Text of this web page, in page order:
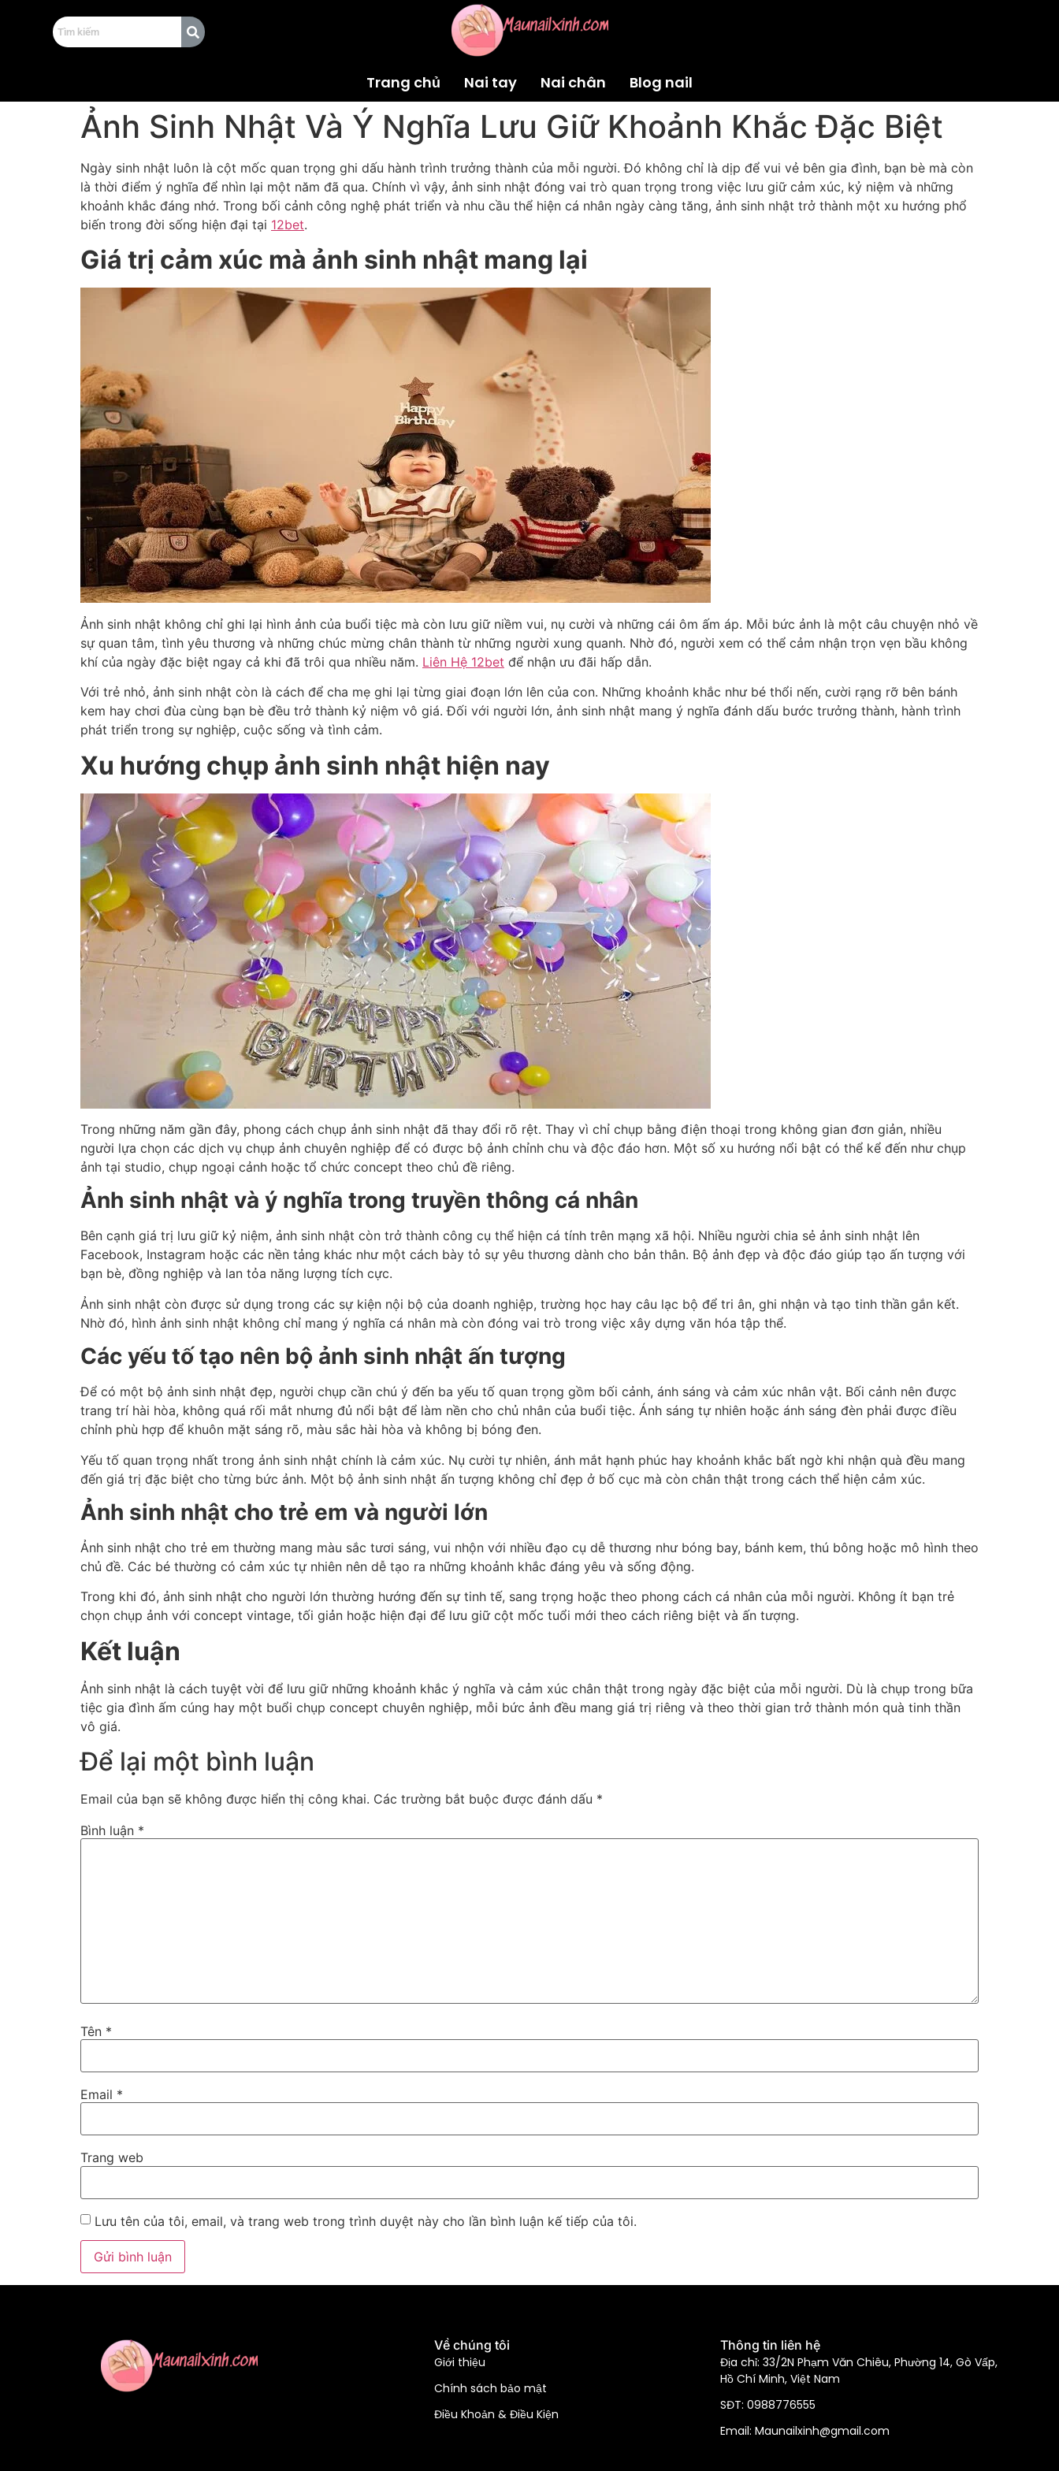
Trang chủ Nai tay Nai chân Blog nail
Ảnh Sinh Nhật Và Ý Nghĩa Lưu Giữ Khoảnh Khắc Đặc Biệt
Ngày sinh nhật luôn là cột mốc quan trọng ghi dấu hành trình trưởng thành của mỗi người. Đó không chỉ là dịp để vui vẻ bên gia đình, bạn bè mà còn
là thời điểm ý nghĩa để nhìn lại một năm đã qua. Chính vì vậy, ảnh sinh nhật đóng vai trò quan trọng trong việc lưu giữ cảm xúc, kỷ niệm và những
khoảnh khắc đáng nhớ. Trong bối cảnh công nghệ phát triển và nhu cầu thể hiện cá nhân ngày càng tăng, ảnh sinh nhật trở thành một xu hướng phổ
biến trong đời sống hiện đại tại 12bet.
Giá trị cảm xúc mà ảnh sinh nhật mang lại
Ảnh sinh nhật không chỉ ghi lại hình ảnh của buổi tiệc mà còn lưu giữ niềm vui, nụ cười và những cái ôm ấm áp. Mỗi bức ảnh là một câu chuyện nhỏ về
sự quan tâm, tình yêu thương và những chúc mừng chân thành từ những người xung quanh. Nhờ đó, người xem có thể cảm nhận trọn vẹn bầu không
khí của ngày đặc biệt ngay cả khi đã trôi qua nhiều năm. Liên Hệ 12bet để nhận ưu đãi hấp dẫn.
Với trẻ nhỏ, ảnh sinh nhật còn là cách để cha mẹ ghi lại từng giai đoạn lớn lên của con. Những khoảnh khắc như bé thổi nến, cười rạng rỡ bên bánh
kem hay chơi đùa cùng bạn bè đều trở thành kỷ niệm vô giá. Đối với người lớn, ảnh sinh nhật mang ý nghĩa đánh dấu bước trưởng thành, hành trình
phát triển trong sự nghiệp, cuộc sống và tình cảm.
Xu hướng chụp ảnh sinh nhật hiện nay
Trong những năm gần đây, phong cách chụp ảnh sinh nhật đã thay đổi rõ rệt. Thay vì chỉ chụp bằng điện thoại trong không gian đơn giản, nhiều
người lựa chọn các dịch vụ chụp ảnh chuyên nghiệp để có được bộ ảnh chỉnh chu và độc đáo hơn. Một số xu hướng nổi bật có thể kể đến như chụp
ảnh tại studio, chụp ngoại cảnh hoặc tổ chức concept theo chủ đề riêng.
Ảnh sinh nhật và ý nghĩa trong truyền thông cá nhân
Bên cạnh giá trị lưu giữ kỷ niệm, ảnh sinh nhật còn trở thành công cụ thể hiện cá tính trên mạng xã hội. Nhiều người chia sẻ ảnh sinh nhật lên
Facebook, Instagram hoặc các nền tảng khác như một cách bày tỏ sự yêu thương dành cho bản thân. Bộ ảnh đẹp và độc đáo giúp tạo ấn tượng với
bạn bè, đồng nghiệp và lan tỏa năng lượng tích cực.
Ảnh sinh nhật còn được sử dụng trong các sự kiện nội bộ của doanh nghiệp, trường học hay câu lạc bộ để tri ân, ghi nhận và tạo tinh thần gắn kết.
Nhờ đó, hình ảnh sinh nhật không chỉ mang ý nghĩa cá nhân mà còn đóng vai trò trong việc xây dựng văn hóa tập thể.
Các yếu tố tạo nên bộ ảnh sinh nhật ấn tượng
Để có một bộ ảnh sinh nhật đẹp, người chụp cần chú ý đến ba yếu tố quan trọng gồm bối cảnh, ánh sáng và cảm xúc nhân vật. Bối cảnh nên được
trang trí hài hòa, không quá rối mắt nhưng đủ nổi bật để làm nền cho chủ nhân của buổi tiệc. Ánh sáng tự nhiên hoặc ánh sáng đèn phải được điều
chỉnh phù hợp để khuôn mặt sáng rõ, màu sắc hài hòa và không bị bóng đen.
Yếu tố quan trọng nhất trong ảnh sinh nhật chính là cảm xúc. Nụ cười tự nhiên, ánh mắt hạnh phúc hay khoảnh khắc bất ngờ khi nhận quà đều mang
đến giá trị đặc biệt cho từng bức ảnh. Một bộ ảnh sinh nhật ấn tượng không chỉ đẹp ở bố cục mà còn chân thật trong cách thể hiện cảm xúc.
Ảnh sinh nhật cho trẻ em và người lớn
Ảnh sinh nhật cho trẻ em thường mang màu sắc tươi sáng, vui nhộn với nhiều đạo cụ dễ thương như bóng bay, bánh kem, thú bông hoặc mô hình theo
chủ đề. Các bé thường có cảm xúc tự nhiên nên dễ tạo ra những khoảnh khắc đáng yêu và sống động.
Trong khi đó, ảnh sinh nhật cho người lớn thường hướng đến sự tinh tế, sang trọng hoặc theo phong cách cá nhân của mỗi người. Không ít bạn trẻ
chọn chụp ảnh với concept vintage, tối giản hoặc hiện đại để lưu giữ cột mốc tuổi mới theo cách riêng biệt và ấn tượng.
Kết luận
Ảnh sinh nhật là cách tuyệt vời để lưu giữ những khoảnh khắc ý nghĩa và cảm xúc chân thật trong ngày đặc biệt của mỗi người. Dù là chụp trong bữa
tiệc gia đình ấm cúng hay một buổi chụp concept chuyên nghiệp, mỗi bức ảnh đều mang giá trị riêng và theo thời gian trở thành món quà tinh thần
vô giá.
Để lại một bình luận
Email của bạn sẽ không được hiển thị công khai. Các trường bắt buộc được đánh dấu *
Bình luận *
Tên *
Email *
Trang web
Lưu tên của tôi, email, và trang web trong trình duyệt này cho lần bình luận kế tiếp của tôi.
Về chúng tôi
Giới thiệu
Chính sách bảo mật
Điều Khoản & Điều Kiện
Thông tin liên hệ
Địa chỉ: 33/2N Phạm Văn Chiêu, Phường 14, Gò Vấp,
Hồ Chí Minh, Việt Nam
SĐT: 0988776555
Email: Maunailxinh@gmail.com